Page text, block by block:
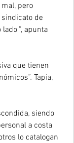
pero
de
apunta
que tienen
Tapia,
siendo
a costa
lo catalogan